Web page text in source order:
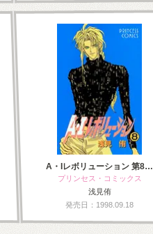
A・Iレボリューション 第8…
プリンセス・コミックス
浅見侑
発売日：1998.09.18